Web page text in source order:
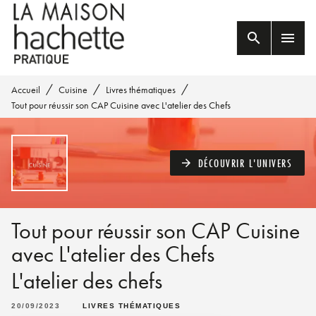
MENU RECHERCHE
PIED DE PAGE
search menu
Accueil / Cuisine / Livres thématiques /
Tout pour réussir son CAP Cuisine avec L'atelier des Chefs
arrow_forward DÉCOUVRIR L'UNIVERS
Tout pour réussir son CAP Cuisine
avec L'atelier des Chefs
L'atelier des chefs
20/09/2023 LIVRES THÉMATIQUES